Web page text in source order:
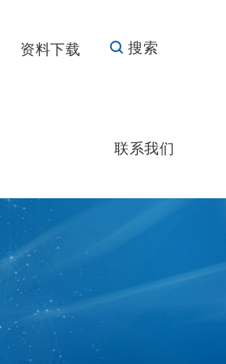
搜索
资料下载
联系我们